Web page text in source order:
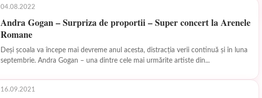
04.08.2022
Andra Gogan – Surpriza de proportii – Super concert la Arenele
Romane
Deși școala va începe mai devreme anul acesta, distracția verii continuă și în luna
septembrie. Andra Gogan – una dintre cele mai urmărite artiste din...
16.09.2021